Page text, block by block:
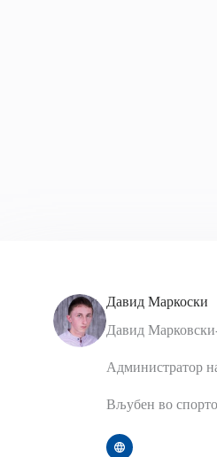
Давид Маркоски
Давид
Администратор
Вљубен во